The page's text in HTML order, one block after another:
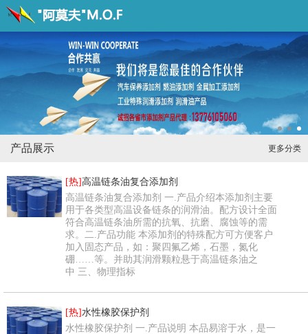
更多分类
产品展示
[热]高温链条油复合添加剂
高温链条油复合添加剂 一.产品介绍本添加剂主要
用于各类型高温设备链条的润滑油。配方设计全面
符合高温链条油所需的抗氧、抗磨、腐蚀等的需
求。二.产品功能 本添加剂的特殊配方可方便客户
加入固态产品，如：聚四氟乙烯，石墨，氮化
硼……等。并助其润滑颗粒悬于高温链条油之
中 三、物理指标
[热]水性橡胶保护剂
水性橡胶保护剂 一.产品说明 本品易溶于水，是一